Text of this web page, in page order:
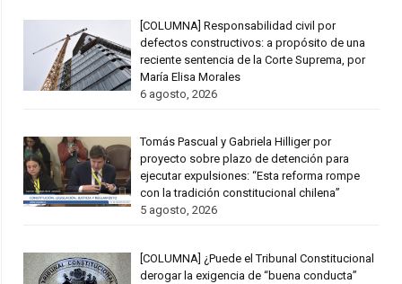
[COLUMNA] Responsabilidad civil por
defectos constructivos: a propósito de una
reciente sentencia de la Corte Suprema, por
María Elisa Morales
6 agosto, 2026
Tomás Pascual y Gabriela Hilliger por
proyecto sobre plazo de detención para
ejecutar expulsiones: “Esta reforma rompe
con la tradición constitucional chilena”
5 agosto, 2026
[COLUMNA] ¿Puede el Tribunal Constitucional
derogar la exigencia de “buena conducta”